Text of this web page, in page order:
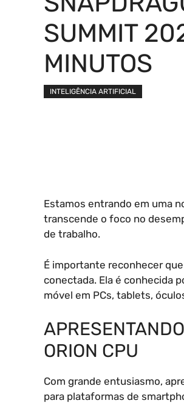
SUMMIT
MINUTOS
INTELIGÊNCIA ARTIFICIAL
Estamos entrando em uma
transcende o foco no
de trabalho.
É importante reconhecer
conectada. Ela é conhecida
móvel em PCs, tablets,
ORION CPU
Com grande entusiasmo,
para plataformas de